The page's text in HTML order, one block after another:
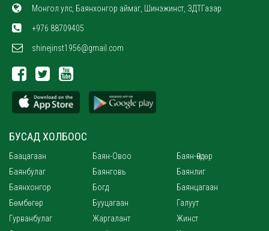
Монгол улс, Баянхонгор аймаг, Шинэжинст, ЗДТГазар
+976 88709405
shinejinst1956@gmail.com
БУСАД ХОЛБООС
Баацагаан Баян-Овоо
Баян-Өндөр
Баянбулаг
Баянговь
Баянлиг
Баянхонгор
Богд
Баянцагаан
Бөмбөгөр
Бууцагаан
Галуут
Гурванбулаг
Жаргалант
Жинст